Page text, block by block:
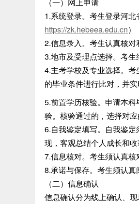
（一）网上申请
1.系统登录。考生登录河北
https://zk.hebeea.edu.cn）
2.信息录入。考生认真核对
3.地市及受理点选择。考生
4.主考学校及专业选择。
的毕业条件进行比对，并
5.前置学历核验。申请本
验。核验通过的，选择对
6.自我鉴定填写。自我鉴
现，客观总结个人成长和
7.信息核对。考生须认真核
8.承诺与保存。考生须认真
（二）信息确认
信息确认分为线上确认、现